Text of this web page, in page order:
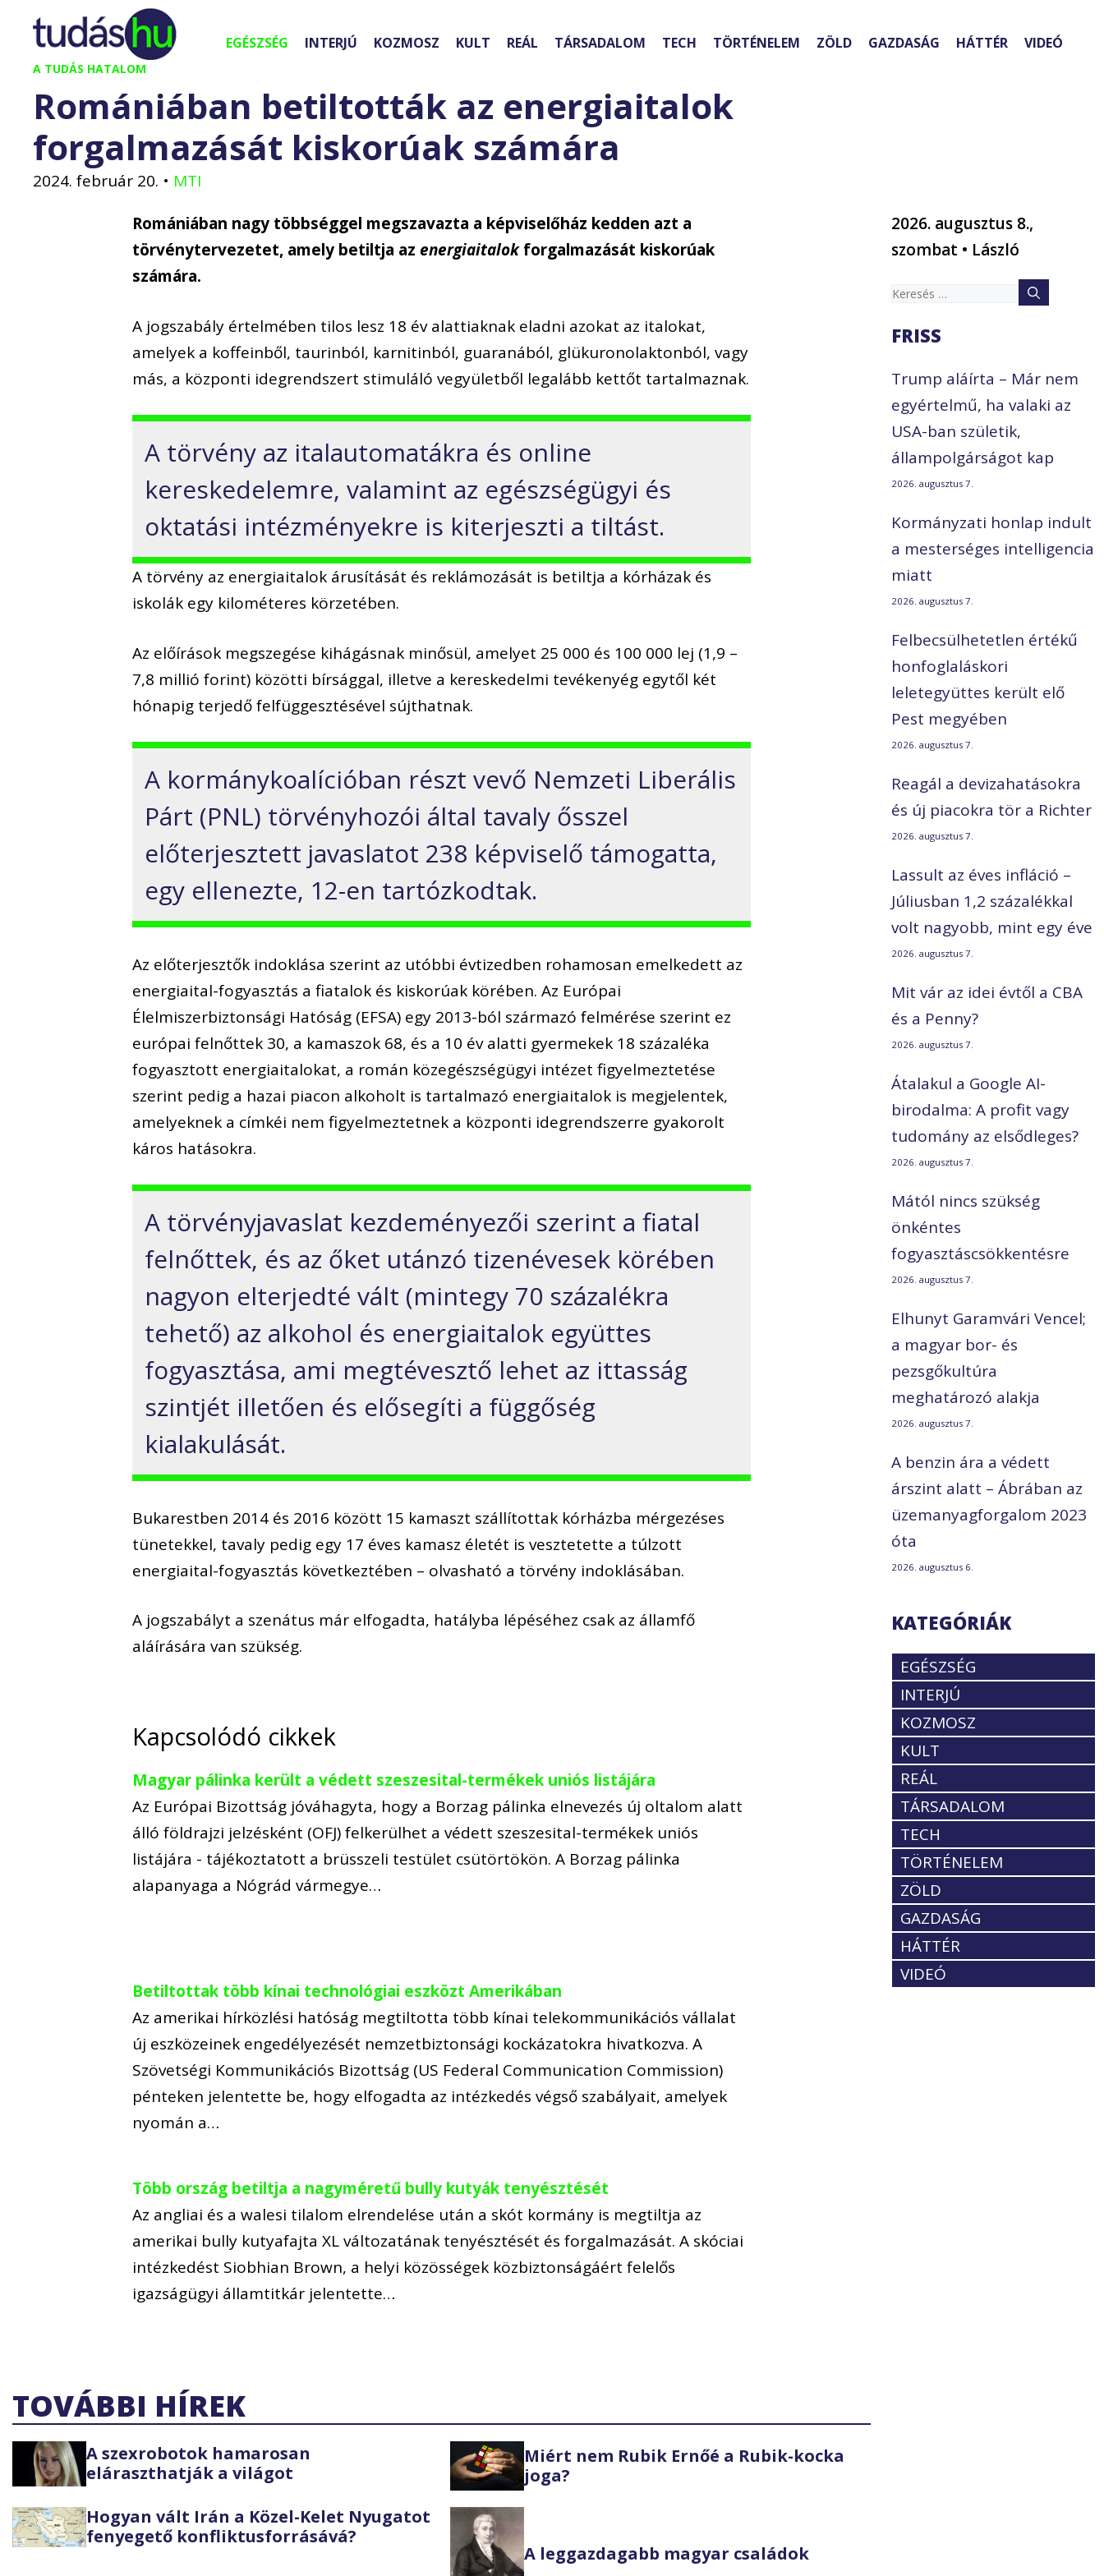
Kilépés
tartalomba
A TUDÁS HATALOM
EGÉSZSÉG INTERJÚ KOZMOSZ KULT REÁL TÁRSADALOM TECH TÖRTÉNELEM ZÖLD GAZDASÁG HÁTTÉR VIDEÓ
Romániában betiltották az energiaitalok
forgalmazását kiskorúak számára
2024. február 20. • MTI
Romániában nagy többséggel megszavazta a képviselőház kedden azt a
törvénytervezetet, amely betiltja azenergiaitalokforgalmazását kiskorúak
számára.
A jogszabály értelmében tilos lesz 18 év alattiaknak eladni azokat az italokat,
amelyek a koffeinből, taurinból, karnitinból, guaranából, glükuronolaktonból, vagy
más, a központi idegrendszert stimuláló vegyületből legalább kettőt tartalmaznak.
A törvény az italautomatákra és online
kereskedelemre, valamint az egészségügyi és
oktatási intézményekre is kiterjeszti a tiltást.
A törvény az energiaitalok árusítását és reklámozását is betiltja a kórházak és
iskolák egy kilométeres körzetében.
Az előírások megszegése kihágásnak minősül, amelyet 25 000 és 100 000 lej (1,9 –
7,8 millió forint) közötti bírsággal, illetve a kereskedelmi tevékenyég egytől két
hónapig terjedő felfüggesztésével sújthatnak.
A kormánykoalícióban részt vevő Nemzeti Liberális
Párt (PNL) törvényhozói által tavaly ősszel
előterjesztett javaslatot 238 képviselő támogatta,
egy ellenezte, 12-en tartózkodtak.
Az előterjesztők indoklása szerint az utóbbi évtizedben rohamosan emelkedett az
energiaital-fogyasztás a fiatalok és kiskorúak körében. Az Európai
Élelmiszerbiztonsági Hatóság (EFSA) egy 2013-ból származó felmérése szerint ez
európai felnőttek 30, a kamaszok 68, és a 10 év alatti gyermekek 18 százaléka
fogyasztott energiaitalokat, a román közegészségügyi intézet figyelmeztetése
szerint pedig a hazai piacon alkoholt is tartalmazó energiaitalok is megjelentek,
amelyeknek a címkéi nem figyelmeztetnek a központi idegrendszerre gyakorolt
káros hatásokra.
A törvényjavaslat kezdeményezői szerint a fiatal
felnőttek, és az őket utánzó tizenévesek körében
nagyon elterjedté vált (mintegy 70 százalékra
tehető) az alkohol és energiaitalok együttes
fogyasztása, ami megtévesztő lehet az ittasság
szintjét illetően és elősegíti a függőség
kialakulását.
Bukarestben 2014 és 2016 között 15 kamaszt szállítottak kórházba mérgezéses
tünetekkel, tavaly pedig egy 17 éves kamasz életét is vesztetette a túlzott
energiaital-fogyasztás következtében – olvasható a törvény indoklásában.
A jogszabályt a szenátus már elfogadta, hatályba lépéséhez csak az államfő
aláírására van szükség.
Kapcsolódó cikkek
Magyar pálinka került a védett szeszesital-termékek uniós listájára
Az Európai Bizottság jóváhagyta, hogy a Borzag pálinka elnevezés új oltalom alatt
álló földrajzi jelzésként (OFJ) felkerülhet a védett szeszesital-termékek uniós
listájára - tájékoztatott a brüsszeli testület csütörtökön. A Borzag pálinka
alapanyaga a Nógrád vármegye…
Betiltottak több kínai technológiai eszközt Amerikában
Az amerikai hírközlési hatóság megtiltotta több kínai telekommunikációs vállalat
új eszközeinek engedélyezését nemzetbiztonsági kockázatokra hivatkozva. A
Szövetségi Kommunikációs Bizottság (US Federal Communication Commission)
pénteken jelentette be, hogy elfogadta az intézkedés végső szabályait, amelyek
nyomán a…
Több ország betiltja a nagyméretű bully kutyák tenyésztését
Az angliai és a walesi tilalom elrendelése után a skót kormány is megtiltja az
amerikai bully kutyafajta XL változatának tenyésztését és forgalmazását. A skóciai
intézkedést Siobhian Brown, a helyi közösségek közbiztonságáért felelős
igazságügyi államtitkár jelentette…
TOVÁBBI HÍREK
A szexrobotok hamarosan
eláraszthatják a világot
Miért nem Rubik Ernőé a Rubik-kocka
joga?
Hogyan vált Irán a Közel-Kelet Nyugatot
fenyegető konfliktusforrásává?
A leggazdagabb magyar családok
2026. augusztus 8.,
szombat • László
Keresés:
FRISS
Trump aláírta – Már nem
egyértelmű, ha valaki az
USA-ban születik,
állampolgárságot kap
2026. augusztus 7.
Kormányzati honlap indult
a mesterséges intelligencia
miatt
2026. augusztus 7.
Felbecsülhetetlen értékű
honfoglaláskori
leletegyüttes került elő
Pest megyében
2026. augusztus 7.
Reagál a devizahatásokra
és új piacokra tör a Richter
2026. augusztus 7.
Lassult az éves infláció –
Júliusban 1,2 százalékkal
volt nagyobb, mint egy éve
2026. augusztus 7.
Mit vár az idei évtől a CBA
és a Penny?
2026. augusztus 7.
Átalakul a Google AI-
birodalma: A profit vagy
tudomány az elsődleges?
2026. augusztus 7.
Mától nincs szükség
önkéntes
fogyasztáscsökkentésre
2026. augusztus 7.
Elhunyt Garamvári Vencel;
a magyar bor- és
pezsgőkultúra
meghatározó alakja
2026. augusztus 7.
A benzin ára a védett
árszint alatt – Ábrában az
üzemanyagforgalom 2023
óta
2026. augusztus 6.
KATEGÓRIÁK
EGÉSZSÉG
INTERJÚ
KOZMOSZ
KULT
REÁL
TÁRSADALOM
TECH
TÖRTÉNELEM
ZÖLD
GAZDASÁG
HÁTTÉR
VIDEÓ